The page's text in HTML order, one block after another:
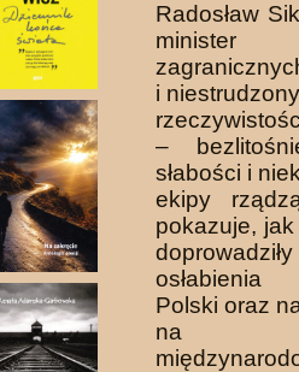
Radosław
i
–
słabości i
ekipy
pokazuje, jak
osłabienia
Polski oraz
na